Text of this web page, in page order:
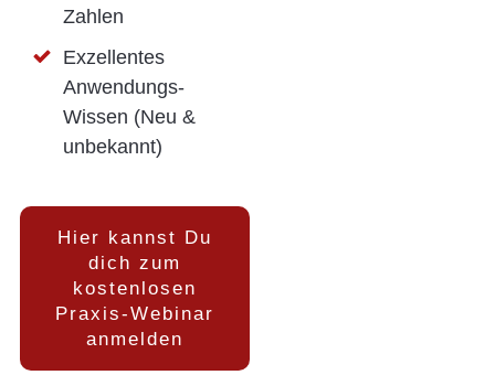
Zahlen
Exzellentes
Anwendungs-
Wissen (Neu &
unbekannt)
Hier kannst Du
dich zum
kostenlosen
Praxis-Webinar
anmelden